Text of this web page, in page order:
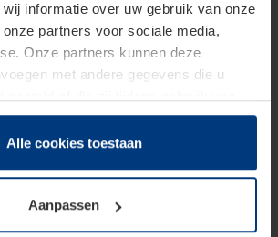
informatie over uw gebruik van onze
partners voor sociale media,
Onze partners kunnen deze
met andere gegevens die u
verzameld.
wij het recht om cookies op uw
absoluut vereist is. Voor alle andere
uw toestemming benodigd. Uw
u op elk moment bij de uitleg van de
Alle cookies toestaan
Aanpassen